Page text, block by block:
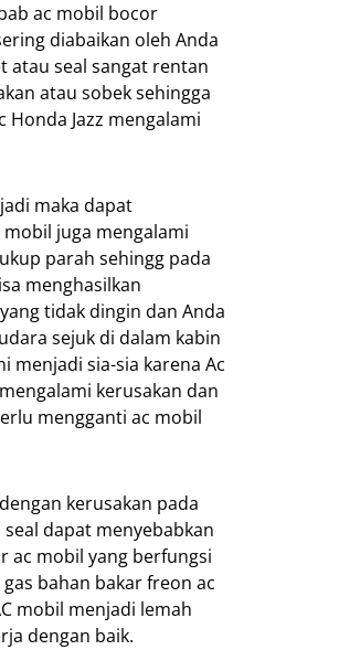
ac mobil bocor
diabaikan oleh Anda
atau seal sangat rentan
atau sobek sehingga
Honda Jazz mengalami
maka dapat
mobil juga mengalami
parah sehingg pada
menghasilkan
tidak dingin dan Anda
sejuk di dalam kabin
menjadi sia-sia karena Ac
kerusakan dan
mengganti ac mobil
kerusakan pada
dapat menyebabkan
ac mobil yang berfungsi
bahan bakar freon ac
mobil menjadi lemah
dengan baik.